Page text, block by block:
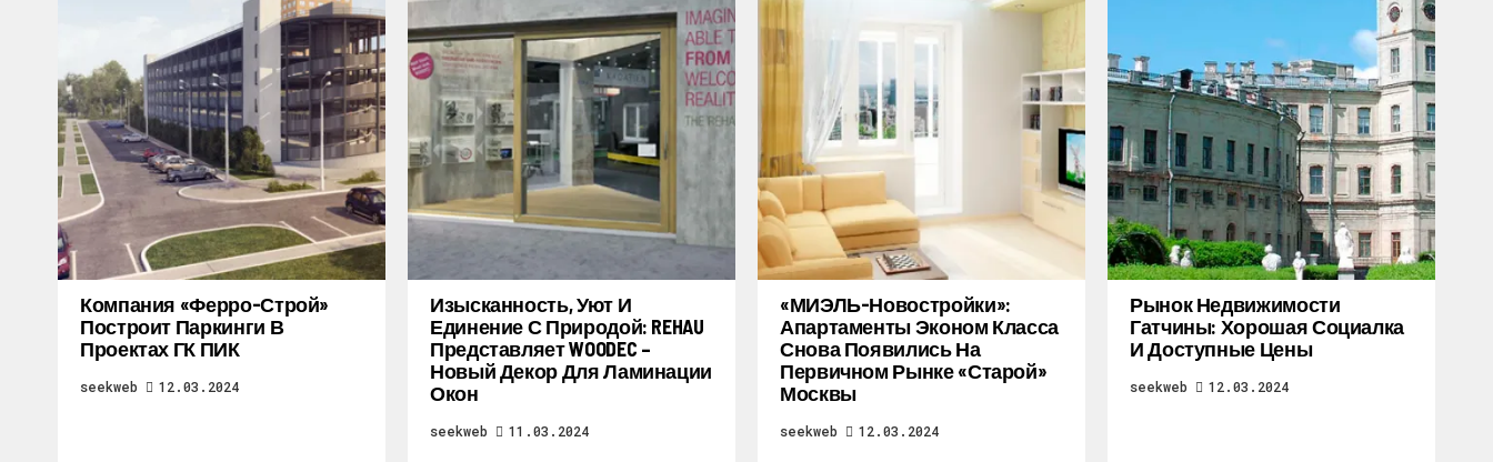
Компания «Ферро-Строй»
Построит Паркинги В
Проектах ГК ПИК
seekweb 12.03.2024
Изысканность, Уют И
Единение С Природой: REHAU
Представляет WOODEC –
Новый Декор Для Ламинации
Окон
seekweb 11.03.2024
«МИЭЛЬ-Новостройки»:
Апартаменты Эконом Класса
Снова Появились На
Первичном Рынке «старой»
Москвы
seekweb 12.03.2024
Рынок Недвижимости
Гатчины: Хорошая Социалка
И Доступные Цены
seekweb 12.03.2024